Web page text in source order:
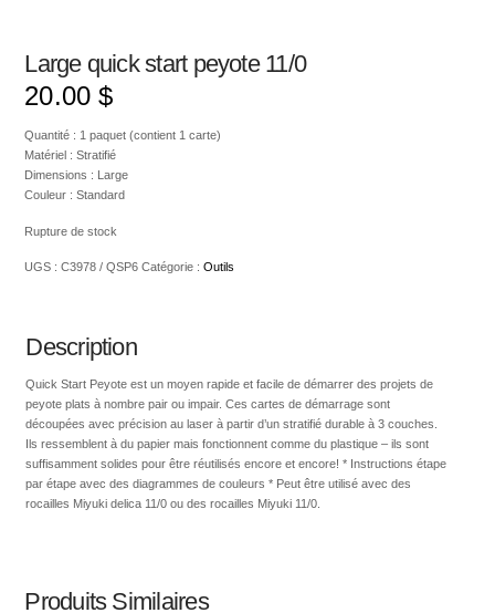
Large quick start peyote 11/0
20.00 $
Quantité : 1 paquet (contient 1 carte)
Matériel : Stratifié
Dimensions : Large
Couleur : Standard
Rupture de stock
UGS :C3978 / QSP6 Catégorie :Outils
Description
Quick Start Peyote est un moyen rapide et facile de démarrer des projets de
peyote plats à nombre pair ou impair. Ces cartes de démarrage sont
découpées avec précision au laser à partir d’un stratifié durable à 3 couches.
Ils ressemblent à du papier mais fonctionnent comme du plastique – ils sont
suffisamment solides pour être réutilisés encore et encore! * Instructions étape
par étape avec des diagrammes de couleurs * Peut être utilisé avec des
rocailles Miyuki delica 11/0 ou des rocailles Miyuki 11/0.
Produits Similaires